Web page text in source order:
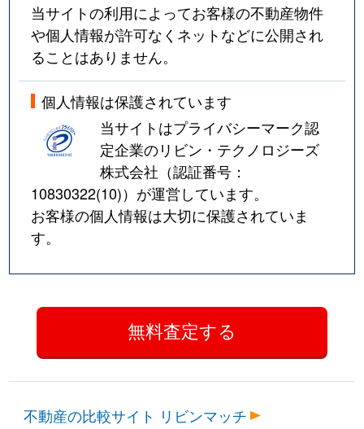
当サイトの利用によってお客様の不動産物件
や個人情報が許可なくネットなどに公開され
ることはありません。
個人情報は保護されています
当サイトはプライバシーマーク認
定企業のリビン・テクノロジーズ
株式会社（認証番号：
10830322(10)）が運営しています。
お客様の個人情報は大切に保護されていま
す。
不動産の比較サイト リビンマッチ